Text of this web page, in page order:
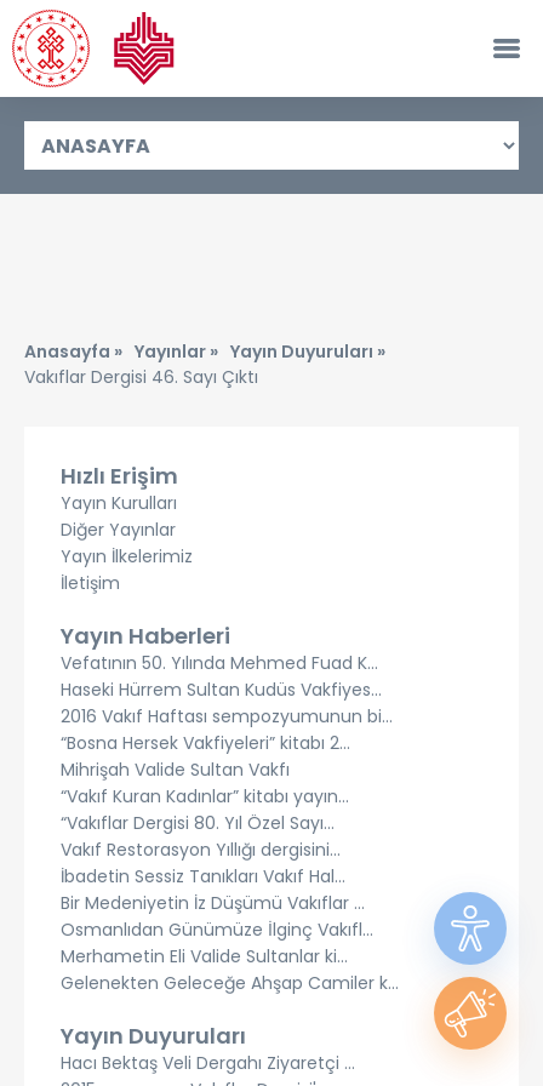
Anasayfa » Yayınlar » Yayın Duyuruları »
Vakıflar Dergisi 46. Sayı Çıktı
Hızlı Erişim
Yayın Kurulları
Diğer Yayınlar
Yayın İlkelerimiz
İletişim
Yayın Haberleri
Vefatının 50. Yılında Mehmed Fuad K...
Haseki Hürrem Sultan Kudüs Vakfiyes...
2016 Vakıf Haftası sempozyumunun bi...
“Bosna Hersek Vakfiyeleri” kitabı 2...
Mihrişah Valide Sultan Vakfı
“Vakıf Kuran Kadınlar” kitabı yayın...
“Vakıflar Dergisi 80. Yıl Özel Sayı...
Vakıf Restorasyon Yıllığı dergisini...
İbadetin Sessiz Tanıkları Vakıf Hal...
Bir Medeniyetin İz Düşümü Vakıflar ...
Osmanlıdan Günümüze İlginç Vakıfl...
Merhametin Eli Valide Sultanlar ki...
Gelenekten Geleceğe Ahşap Camiler k...
Yayın Duyuruları
Hacı Bektaş Veli Dergahı Ziyaretçi ...